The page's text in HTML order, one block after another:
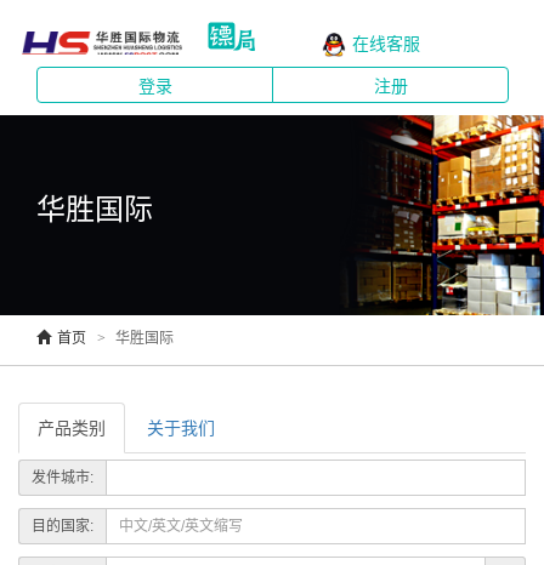
登录 注册
在线客服
华胜国际
首页 华胜国际
产品类别 关于我们
发件城市:
目的国家: